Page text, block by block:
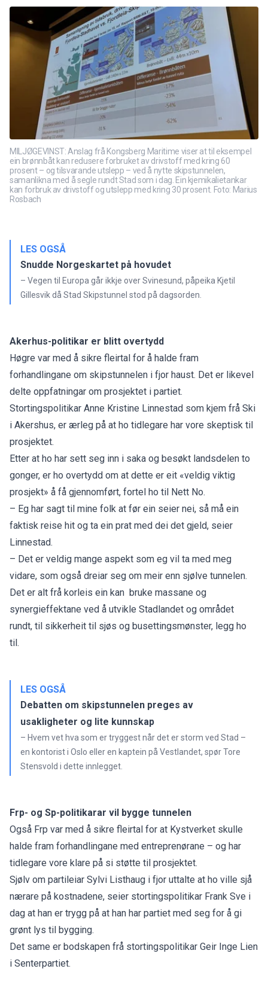
MILJØGEVINST: Anslag frå Kongsberg Maritime viser at til eksempel
ein brønnbåt kan redusere forbruket av drivstoff med kring 60
prosent – og tilsvarande utslepp – ved å nytte skipstunnelen,
samanlikna med å segle rundt Stad som i dag. Ein kjemikalietankar
kan forbruk av drivstoff og utslepp med kring 30 prosent. Foto: Marius
Rosbach
LES OGSÅ
Snudde Norgeskartet på hovudet
– Vegen til Europa går ikkje over Svinesund, påpeika Kjetil
Gillesvik då Stad Skipstunnel stod på dagsorden.
Akerhus-politikar er blitt overtydd
Høgre var med å sikre fleirtal for å halde fram
forhandlingane om skipstunnelen i fjor haust. Det er likevel
delte oppfatningar om prosjektet i partiet.
Stortingspolitikar Anne Kristine Linnestad som kjem frå Ski
i Akershus, er ærleg på at ho tidlegare har vore skeptisk til
prosjektet.
Etter at ho har sett seg inn i saka og besøkt landsdelen to
gonger, er ho overtydd om at dette er eit «veldig viktig
prosjekt» å få gjennomført, fortel ho til Nett No.
– Eg har sagt til mine folk at før ein seier nei, så må ein
faktisk reise hit og ta ein prat med dei det gjeld, seier
Linnestad.
– Det er veldig mange aspekt som eg vil ta med meg
vidare, som også dreiar seg om meir enn sjølve tunnelen.
Det er alt frå korleis ein kan bruke massane og
synergieffektane ved å utvikle Stadlandet og området
rundt, til sikkerheit til sjøs og busettingsmønster, legg ho
til.
LES OGSÅ
Debatten om skipstunnelen preges av
usakligheter og lite kunnskap
– Hvem vet hva som er tryggest når det er storm ved Stad –
en kontorist i Oslo eller en kaptein på Vestlandet, spør Tore
Stensvold i dette innlegget.
Frp- og Sp-politikarar vil bygge tunnelen
Også Frp var med å sikre fleirtal for at Kystverket skulle
halde fram forhandlingane med entreprenørane – og har
tidlegare vore klare på si støtte til prosjektet.
Sjølv om partileiar Sylvi Listhaug i fjor uttalte at ho ville sjå
nærare på kostnadene, seier stortingspolitikar Frank Sve i
dag at han er trygg på at han har partiet med seg for å gi
grønt lys til bygging.
Det same er bodskapen frå stortingspolitikar Geir Inge Lien
i Senterpartiet.